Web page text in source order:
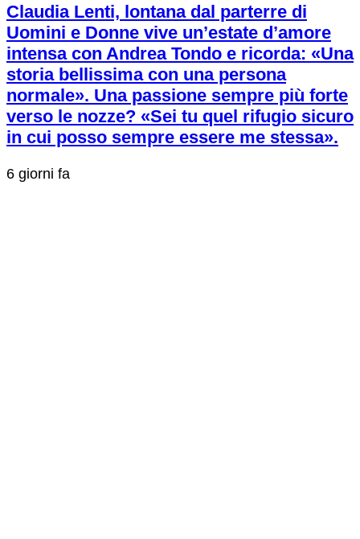
Claudia Lenti, lontana dal parterre di
Uomini e Donne vive un’estate d’amore
intensa con Andrea Tondo e ricorda: «Una
storia bellissima con una persona
normale». Una passione sempre più forte
verso le nozze? «Sei tu quel rifugio sicuro
in cui posso sempre essere me stessa».
6 giorni fa